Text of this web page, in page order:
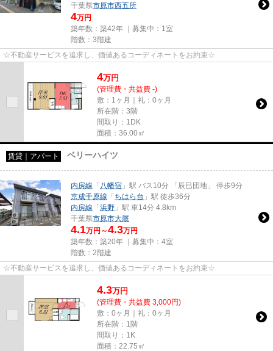
千葉県市原市西五所
4万円
築年数：築42年 ｜募集中： 1室
階数：3階建
☆不動産サービスを追求し、価値あるコーディネートをお約束☆
4万円
(管理費・共益費 -)
敷：1ヶ月｜礼：0ヶ月
所在階：3階
間取り：1DK
面積：36.00㎡
賃貸｜アパート ベリーハイツ
内房線 「 八幡宿 」駅 バス10分 「辰巳団地」 停歩9分
京成千原線 「ちはら台 」駅 徒歩36分
内房線 「浜野 」駅 車14分 4.8km
千葉県市原市大厩
4.1万円～4.3万円
築年数：築20年 ｜募集中： 4室
階数：2階建
☆不動産サービスを追求し、価値あるコーディネートをお約束☆
4.3万円
(管理費・共益費 3,000円)
敷：0ヶ月｜礼：0ヶ月
所在階：1階
間取り：1K
面積：22.75㎡